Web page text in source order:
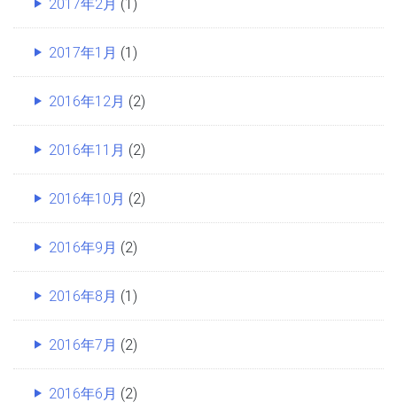
2017年2月 (1)
2017年1月 (1)
2016年12月 (2)
2016年11月 (2)
2016年10月 (2)
2016年9月 (2)
2016年8月 (1)
2016年7月 (2)
2016年6月 (2)